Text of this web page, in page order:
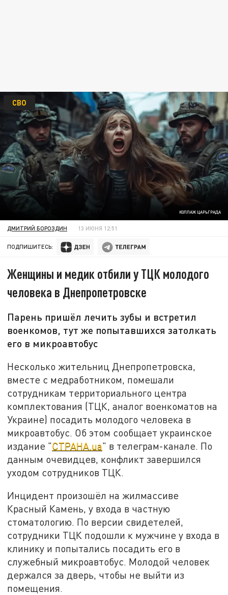
КОЛЛАЖ ЦАРЬГРАДА
СВО
ДМИТРИЙ БОРОЗДИН 13 ИЮНЯ 12:51
ПОДПИШИТЕСЬ:
Женщины и медик отбили у ТЦК молодого
человека в Днепропетровске
Парень пришёл лечить зубы и встретил
военкомов, тут же попытавшихся затолкать
его в микроавтобус
Несколько жительниц Днепропетровска,
вместе с медработником, помешали
сотрудникам территориального центра
комплектования (ТЦК, аналог военкоматов на
Украине) посадить молодого человека в
микроавтобус. Об этом сообщает украинское
издание "СТРАНА.ua" в телеграм-канале. По
данным очевидцев, конфликт завершился
уходом сотрудников ТЦК.
Инцидент произошёл на жилмассиве
Красный Камень, у входа в частную
стоматологию. По версии свидетелей,
сотрудники ТЦК подошли к мужчине у входа в
клинику и попытались посадить его в
служебный микроавтобус. Молодой человек
держался за дверь, чтобы не выйти из
помещения.